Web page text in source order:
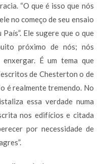
“O que é isso que nós
no começo de seu ensaio
Ele sugere que o que
próximo de nós; nós
enxergar. É um tema que
de Chesterton o de
é realmente tremendo. No
essa verdade numa
nos edifícios e citada
por necessidade de